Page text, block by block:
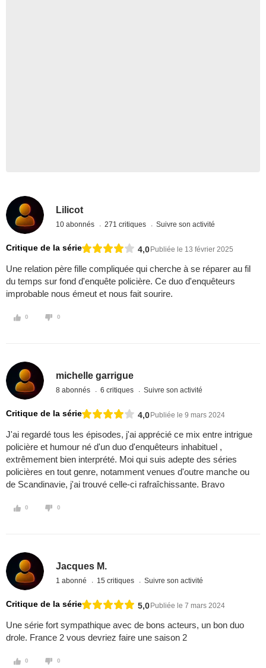
Lilicot
10 abonnés 271 critiques Suivre son activité
Critique de la série 4,0Publiée le 13 février 2025
Une relation père fille compliquée qui cherche à se réparer au fil
du temps sur fond d'enquête policière. Ce duo d'enquêteurs
improbable nous émeut et nous fait sourire.
0 0
michelle garrigue
8 abonnés 6 critiques Suivre son activité
Critique de la série 4,0Publiée le 9 mars 2024
J'ai regardé tous les épisodes, j'ai apprécié ce mix entre intrigue
policière et humour né d'un duo d'enquêteurs inhabituel ,
extrêmement bien interprété. Moi qui suis adepte des séries
policières en tout genre, notamment venues d'outre manche ou
de Scandinavie, j'ai trouvé celle-ci rafraîchissante. Bravo
0 0
Jacques M.
1 abonné 15 critiques Suivre son activité
Critique de la série 5,0Publiée le 7 mars 2024
Une série fort sympathique avec de bons acteurs, un bon duo
drole. France 2 vous devriez faire une saison 2
0 0